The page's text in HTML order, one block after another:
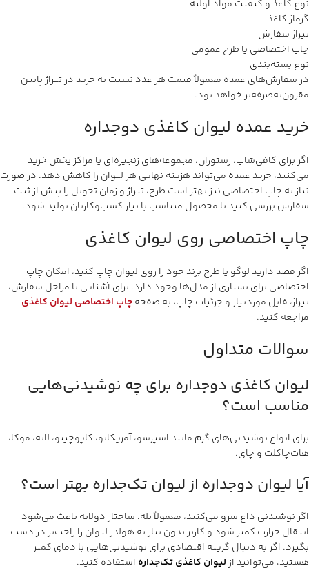
نوع کاغذ و کیفیت مواد اولیه
گرماژ کاغذ
تیراژ سفارش
چاپ اختصاصی یا طرح عمومی
نوع بسته‌بندی
در سفارش‌های عمده معمولاً قیمت هر عدد نسبت به خرید در تیراژ پایین
مقرون‌به‌صرفه‌تر خواهد بود.
خرید عمده لیوان کاغذی دوجداره
اگر برای کافی‌شاپ، رستوران، مجموعه‌های زنجیره‌ای یا مراکز پخش خرید
می‌کنید، خرید عمده می‌تواند هزینه نهایی هر لیوان را کاهش دهد. در صورت
نیاز به چاپ اختصاصی نیز بهتر است طرح، تیراژ و زمان تحویل را پیش از ثبت
سفارش بررسی کنید تا محصول متناسب با نیاز کسب‌وکارتان تولید شود.
چاپ اختصاصی روی لیوان کاغذی
اگر قصد دارید لوگو یا طرح برند خود را روی لیوان چاپ کنید، امکان چاپ
اختصاصی برای بسیاری از مدل‌ها وجود دارد. برای آشنایی با مراحل سفارش،
تیراژ، فایل موردنیاز و جزئیات چاپ، به صفحهچاپ اختصاصی لیوان کاغذی
مراجعه کنید.
سوالات متداول
لیوان کاغذی دوجداره برای چه نوشیدنی‌هایی
مناسب است؟
برای انواع نوشیدنی‌های گرم مانند اسپرسو، آمریکانو، کاپوچینو، لاته، موکا،
هات‌چاکلت و چای.
آیا لیوان دوجداره از لیوان تک‌جداره بهتر است؟
اگر نوشیدنی داغ سرو می‌کنید، معمولاً بله. ساختار دولایه باعث می‌شود
انتقال حرارت کمتر شود و کاربر بدون نیاز به هولدر لیوان را راحت‌تر در دست
بگیرد. اگر به دنبال گزینه اقتصادی برای نوشیدنی‌هایی با دمای کمتر
هستید، می‌توانید از لیوان کاغذی تک‌جداره استفاده کنید.